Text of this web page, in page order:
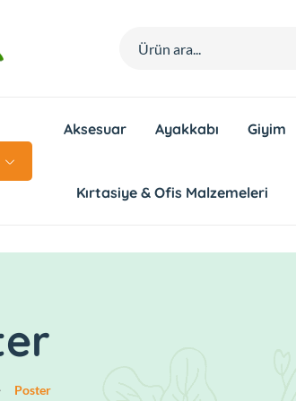
Aksesuar Ayakkabı Giyim
Kırtasiye & Ofis Malzemeleri
Poster